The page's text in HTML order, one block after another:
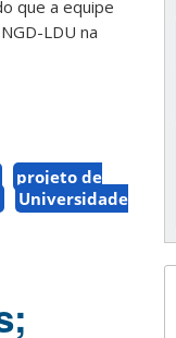
que a equipe
LDU na
projeto de
Universidade